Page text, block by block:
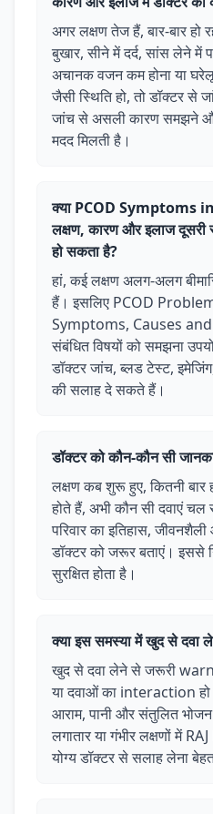
अगर लक्षण तेज हैं, बार-बार हो
बुखार, सीने में दर्द, सांस लेने में
अचानक वजन कम होना या
जैसी स्थिति हो, तो डॉक्टर से
जांच से असली कारण समझने
मदद मिलती है।
क्या PCOD Symptoms
लक्षण, कारण और इलाज दूसरी
हो सकता है?
हां, कई लक्षण अलग-अलग
हैं। इसलिए PCOD
Symptoms, Causes
संबंधित विषयों को समझना
डॉक्टर जांच, ब्लड टेस्ट, इमेजिंग,
की सलाह दे सकते हैं।
डॉक्टर को कौन-कौन सी
लक्षण कब शुरू हुए, कितनी
होते हैं, अभी कौन सी दवाएं चल
परिवार का इतिहास, जीवनशैली
डॉक्टर को जरूर बताएं। इससे
सुरक्षित होता है।
क्या इस समस्या में खुद से दवा
खुद से दवा लेने से जरूरी
या दवाओं का interaction
आराम, पानी और संतुलित
लगातार या गंभीर लक्षणों में
योग्य डॉक्टर से सलाह लेना